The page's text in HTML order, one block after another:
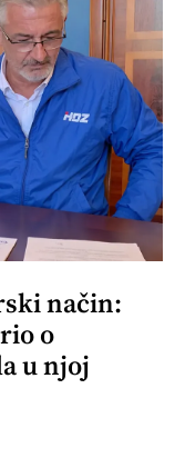
način:
o
u njoj